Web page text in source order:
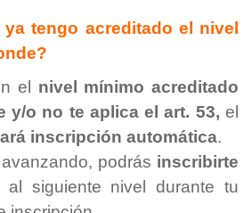
tengo acreditado el nivel
el nivel mínimo acreditado
y/o no te aplica el art. 53, el
inscripción automática.
podrás inscribirte
al siguiente nivel durante tu